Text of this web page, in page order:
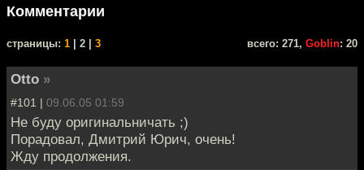
Комментарии
cтраницы: 1 | 2 | 3 всего: 271, Goblin: 20
Otto »
#101 | 09.06.05 01:59
Не буду оригинальничать ;)
Порадовал, Дмитрий Юрич, очень!
Жду продолжения.